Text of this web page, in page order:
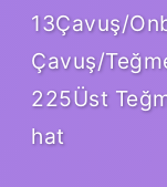
13Çavuş/
Çavuş/
225Üst
hat